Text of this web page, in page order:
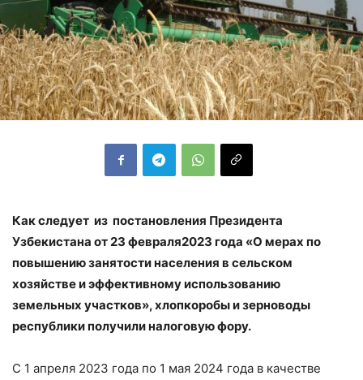
Как следует из постановления Президента
Узбекистана от 23 февраля2023 года «О мерах по
повышению занятости населения в сельском
хозяйстве и эффективному использованию
земельных участков», хлопкоробы и зерноводы
республики получили налоговую фору.
С 1 апреля 2023 года по 1 мая 2024 года в качестве